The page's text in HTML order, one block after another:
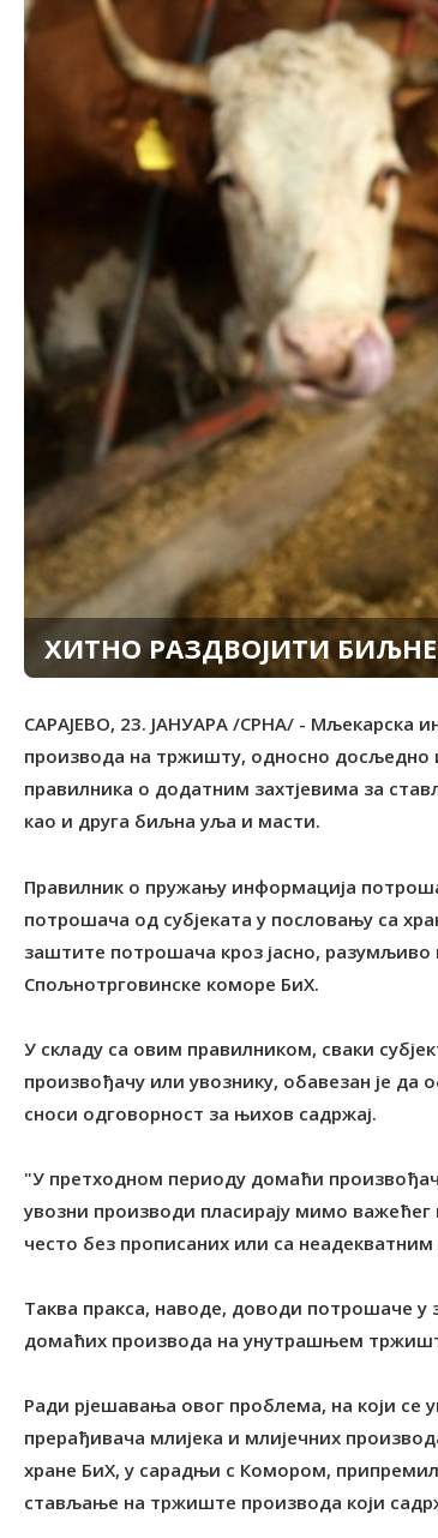
ХИТНО РАЗДВОЈИТИ
САРАЈЕВО, 23. ЈАНУАРА /СРНА/ - Мљекарска
производа на тржишту, односно
правилника о додатним захтјевима за
као и друга биљна уља и масти.
Правилник о пружању информација
потрошача од субјеката у пословању са
заштите потрошача кроз јасно,
Спољнотрговинске коморе БиХ.
У складу са овим правилником, сваки
произвођачу или увознику, обавезан је да
сноси одговорност за њихов садржај.
"У претходном периоду домаћи
увозни производи пласирају мимо
често без прописаних или са
Таква пракса, наводе, доводи потрошаче
домаћих производа на унутрашњем
Ради рјешавања овог проблема, на који се
прерађивача млијека и млијечних
хране БиХ, у сарадњи с Комором,
стављање на тржиште производа који